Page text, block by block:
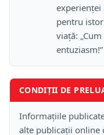
experienței
pentru
viață:
CONDIȚII DE
Informațiile
alte publicații online